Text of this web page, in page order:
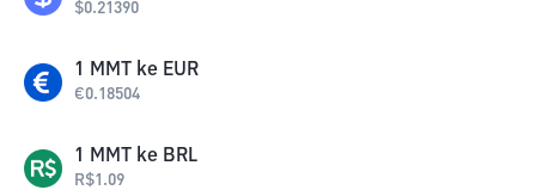
$0.21390
1 MMT ke EUR
€0.18504
1 MMT ke BRL
R$1.09